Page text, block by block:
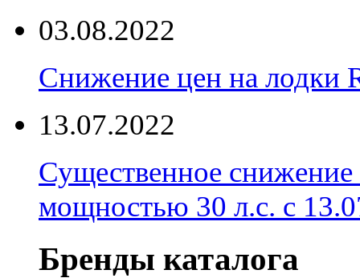
03.08.2022
Снижение цен на лодки
13.07.2022
Существенное
мощностью 30 л.с. с
Бренды каталога